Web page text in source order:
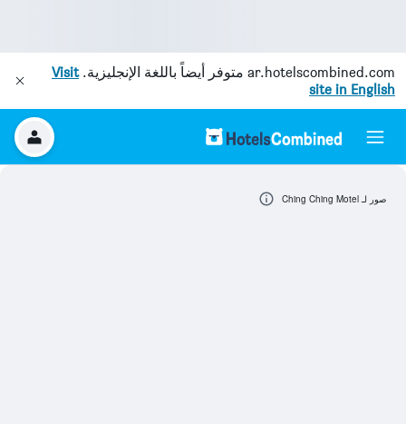
ar.hotelscombined.com متوفر أيضاً باللغة الإنجليزية.Visit
site in English
صور لـ Ching Ching Motel